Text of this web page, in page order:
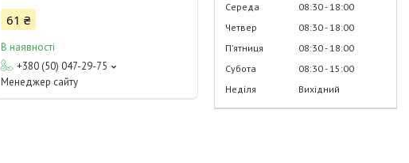
61 ₴
В наявності
+380 (50) 047-29-75
Менеджер сайту
Середа
08:30 18:00
Четвер
08:30 18:00
Пʼятниця
08:30 18:00
Субота
08:30 15:00
Неділя
Вихідний